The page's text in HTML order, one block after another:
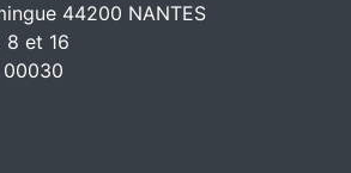
44200 NANTES
8 et 16
00030